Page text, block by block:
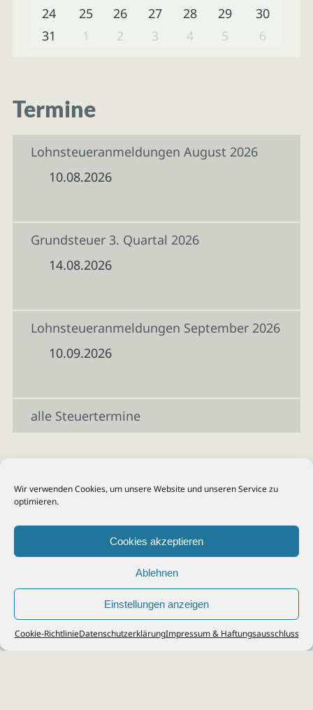
Wir verwenden Cookies, um unsere Website und unseren Service zu
optimieren.
Cookies akzeptieren
Ablehnen
Einstellungen anzeigen
Cookie-RichtlinieDatenschutzerklärungImpressum & Haftungsausschluss
24
25 26 27 28 29
30
31
1 2 3 4 5 6
Termine
Lohnsteueranmeldungen August 2026
10.08.2026
Grundsteuer 3. Quartal 2026
14.08.2026
Lohnsteueranmeldungen September 2026
10.09.2026
alle Steuertermine
© 2026Steuerberater Kempf, Köln - Steuerberatung Poll, Porz, Deutz, Mülheim,